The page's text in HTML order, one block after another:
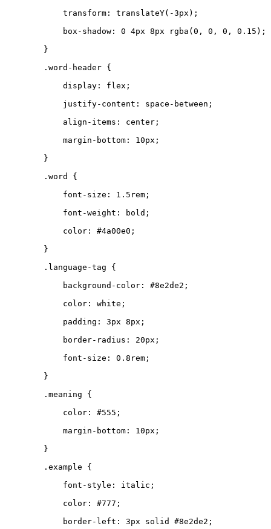
transform : translateY( -3px );
box-shadow : 0 4px 8px rgba (0 , 0 , 0 , 0.15 );
}
. word-header {
display : flex ;
justify-content : space-between ;
align-items : center ;
margin-bottom : 10px ;
}
. word
{
font-size : 1.5 rem ;
font-weight : bold ;
color : #4a00e0 ;
}
. language-tag
{
background-color : #8e2de2 ;
color : white ;
padding : 3px 8px ;
border-radius : 20px ;
font-size : 0.8 rem ;
}
. meaning
{
color : #555 ;
margin-bottom : 10px ;
}
. example
{
font-style : italic ;
color : #777 ;
border-left : 3px solid #8e2de2 ;